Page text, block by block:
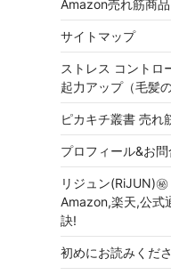
Amazon売れ筋商
サイトマップ
ストレス コントロ
起力アップ（毛髪
ピカキチ叢書 売れ
プロフィール&お
リジュン(RiJUN)
Amazon,楽天,公式
訣!
初めにお読みくだ